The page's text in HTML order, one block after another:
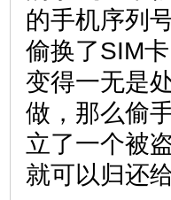
的手机序列
偷换了SIM
变得一无是
做，那么偷
立了一个被
就可以归还